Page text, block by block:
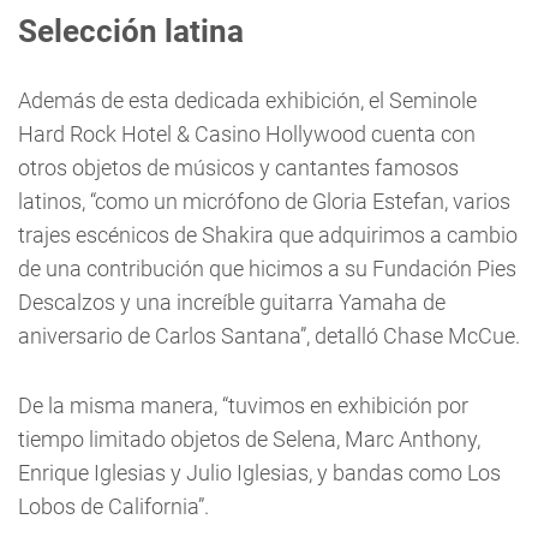
Selección latina
Además de esta dedicada exhibición, el Seminole
Hard Rock Hotel & Casino Hollywood cuenta con
otros objetos de músicos y cantantes famosos
latinos, “como un micrófono de Gloria Estefan, varios
trajes escénicos de Shakira que adquirimos a cambio
de una contribución que hicimos a su Fundación Pies
Descalzos y una increíble guitarra Yamaha de
aniversario de Carlos Santana”, detalló Chase McCue.
De la misma manera, “tuvimos en exhibición por
tiempo limitado objetos de Selena, Marc Anthony,
Enrique Iglesias y Julio Iglesias, y bandas como Los
Lobos de California”.